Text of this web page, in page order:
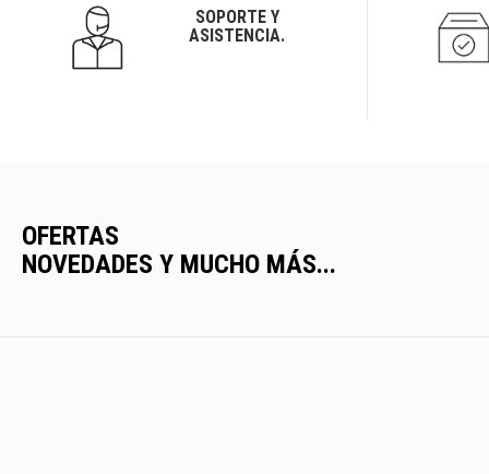
SOPORTE Y
ASISTENCIA.
OFERTAS
NOVEDADES Y MUCHO MÁS...